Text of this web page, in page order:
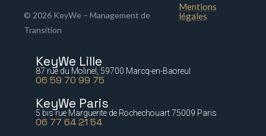
© 2026 KeyWe – Management de
Transition
Mentions
légales
KeyWe Lille
87 rue du Molinel, 59700 Marcq-en-Baoreul
06 59 70 99 75
KeyWe Paris
5 bis rue Marguerite de Rochechouart 75009 Paris
06 77 64 21 54